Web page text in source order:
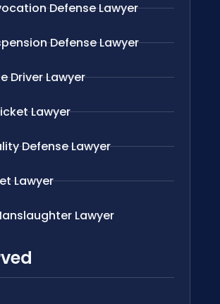
Defense Lawyer
Defense Lawyer
Driver Lawyer
Lawyer
Defense Lawyer
Lawyer
Lawyer